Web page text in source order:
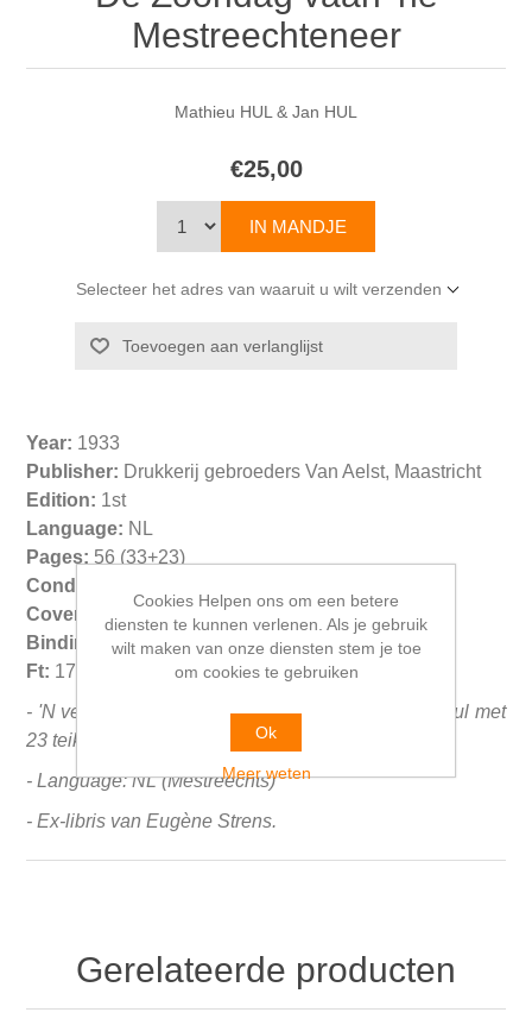
Mestreechteneer
Mathieu HUL & Jan HUL
€25,00
Selecteer het adres van waaruit u wilt verzenden
Year: 1933
Publisher: Drukkerij gebroeders Van Aelst, Maastricht
Edition: 1st
Language: NL
Pages: 56 (33+23)
Condition:
Cover condition: VG
Binding:
SC
Ft: 17x13 cm. 85 gr.
- 'N vertèlling in woort en beelt wäort vaan Math. Hul met
23 teikeninge vaan Jan Hul.
- Language: NL (Mestreechts)
- Ex-libris van Eugène Strens.
Gerelateerde producten
Cookies Helpen ons om een betere
diensten te kunnen verlenen. Als je gebruik
wilt maken van onze diensten stem je toe
om cookies te gebruiken
Ok
Meer weten